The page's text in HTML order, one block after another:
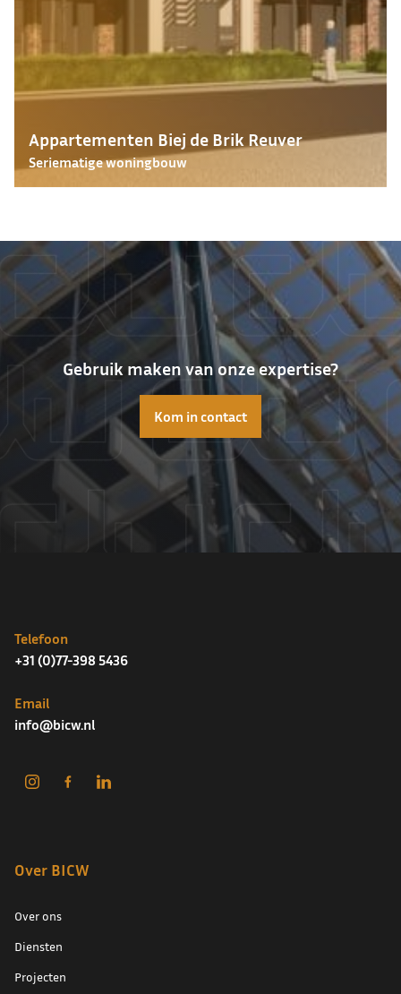
Appartementen Biej de Brik Reuver
Seriematige woningbouw
Gebruik maken van onze expertise?
Kom in contact
Telefoon
+31 (0)77-398 5436
Email
info@bicw.nl
Over BICW
Over ons
Diensten
Projecten